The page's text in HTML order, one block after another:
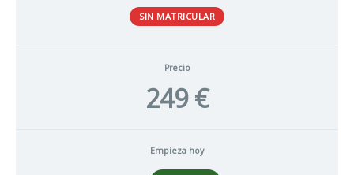
SIN MATRICULAR
Precio
249 €
Empieza hoy